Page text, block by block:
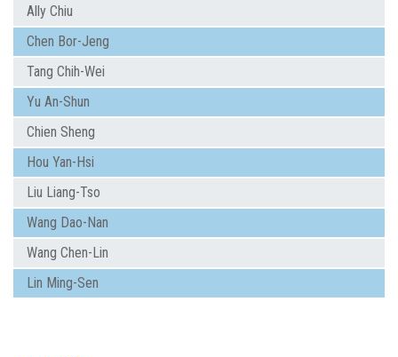
Ally Chiu
Chen Bor-Jeng
Tang Chih-Wei
Yu An-Shun
Chien Sheng
Hou Yan-Hsi
Liu Liang-Tso
Wang Dao-Nan
Wang Chen-Lin
Lin Ming-Sen